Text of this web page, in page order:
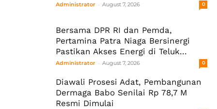
Administrator - August 7, 2026 0
Bersama DPR RI dan Pemda,
Pertamina Patra Niaga Bersinergi
Pastikan Akses Energi di Teluk...
Administrator - August 7, 2026 0
Diawali Prosesi Adat, Pembangunan
Dermaga Babo Senilai Rp 78,7 M
Resmi Dimulai